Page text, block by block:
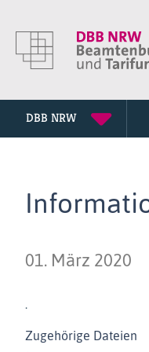
DBB NRW
DBB NRW
DBB NRW
News
01. März 2020
.
Zugehörige Dateien